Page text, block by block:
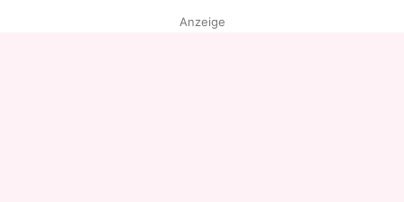
Anzeige